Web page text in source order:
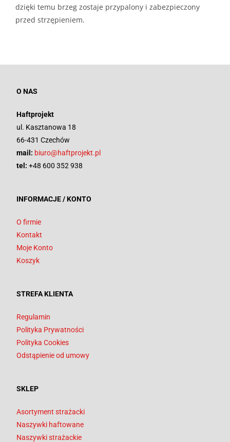
dzięki temu brzeg zostaje przypalony i zabezpieczony
przed strzępieniem.
O NAS
Haftprojekt
ul. Kasztanowa 18
66-431 Czechów
mail: biuro@haftprojekt.pl
tel: +48 600 352 938
INFORMACJE / KONTO
O firmie
Kontakt
Moje Konto
Koszyk
STREFA KLIENTA
Regulamin
Polityka Prywatności
Polityka Cookies
Odstąpienie od umowy
SKLEP
Asortyment strażacki
Naszywki haftowane
Naszywki strażackie